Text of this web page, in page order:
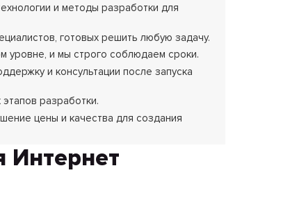
и методы разработки для
готовых решить любую задачу.
уровне, и мы строго соблюдаем сроки.
и консультации после запуска
разработки.
цены и качества для создания